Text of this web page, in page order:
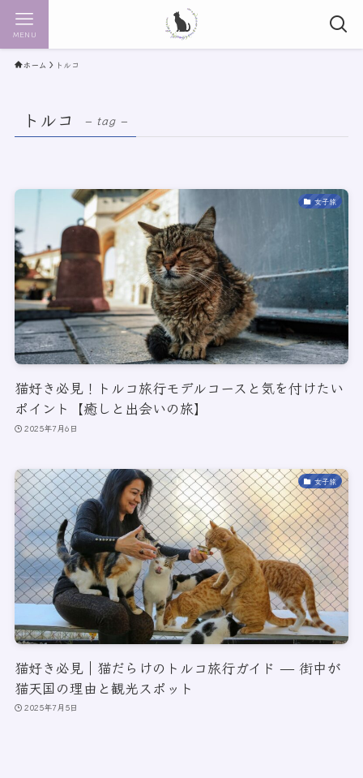
MENU
ホーム トルコ
トルコ – tag –
女子旅
猫好き必見！トルコ旅行モデルコースと気を付けたい
ポイント【癒しと出会いの旅】
2025年7月6日
女子旅
猫好き必見｜猫だらけのトルコ旅行ガイド — 街中が
猫天国の理由と観光スポット
2025年7月5日